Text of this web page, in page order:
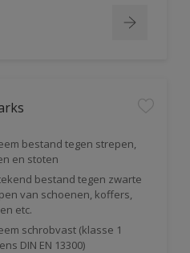
bestand tegen strepen,
en stoten
bestand tegen zwarte
van schoenen, koffers,
etc.
schrobvast (klasse 1
DIN EN 13300)